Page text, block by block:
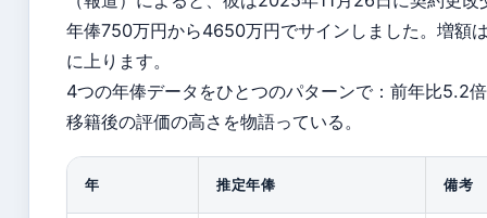
年俸750万円から4650万円でサインしました。増額
に上ります。
4つの年俸データをひとつのパターンで：前年比5.2
移籍後の評価の高さを物語っている。
年 推定年俸 備考